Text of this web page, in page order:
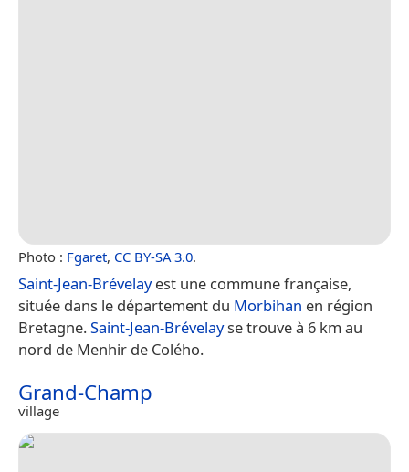
Photo : Fgaret, CC BY-SA 3.0.
Saint-Jean-Brévelayest une commune française,
située dans le département du Morbihan en région
Bretagne.Saint-Jean-Brévelayse trouve à 6 km au
nord de Menhir de Colého.
Grand-Champ
village